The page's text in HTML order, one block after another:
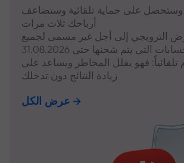
وستحصل على حماية تلقائية وستضاعف
أرباحك ثلاث مرات
الترويجي إلى أجل غير مسمى لجميع
تلقائياً: فهو يقلل المخاطر ويساعد على
زيادة النتائج دون تدخلك
عرض الكل